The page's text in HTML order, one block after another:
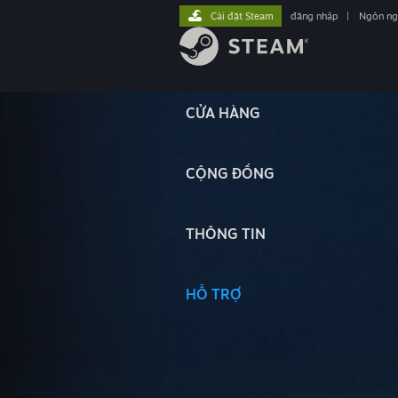
CỬA HÀNG
CỘNG ĐỒNG
THÔNG TIN
HỖ TRỢ
Cài đặt Steam đăng nhập Ngôn